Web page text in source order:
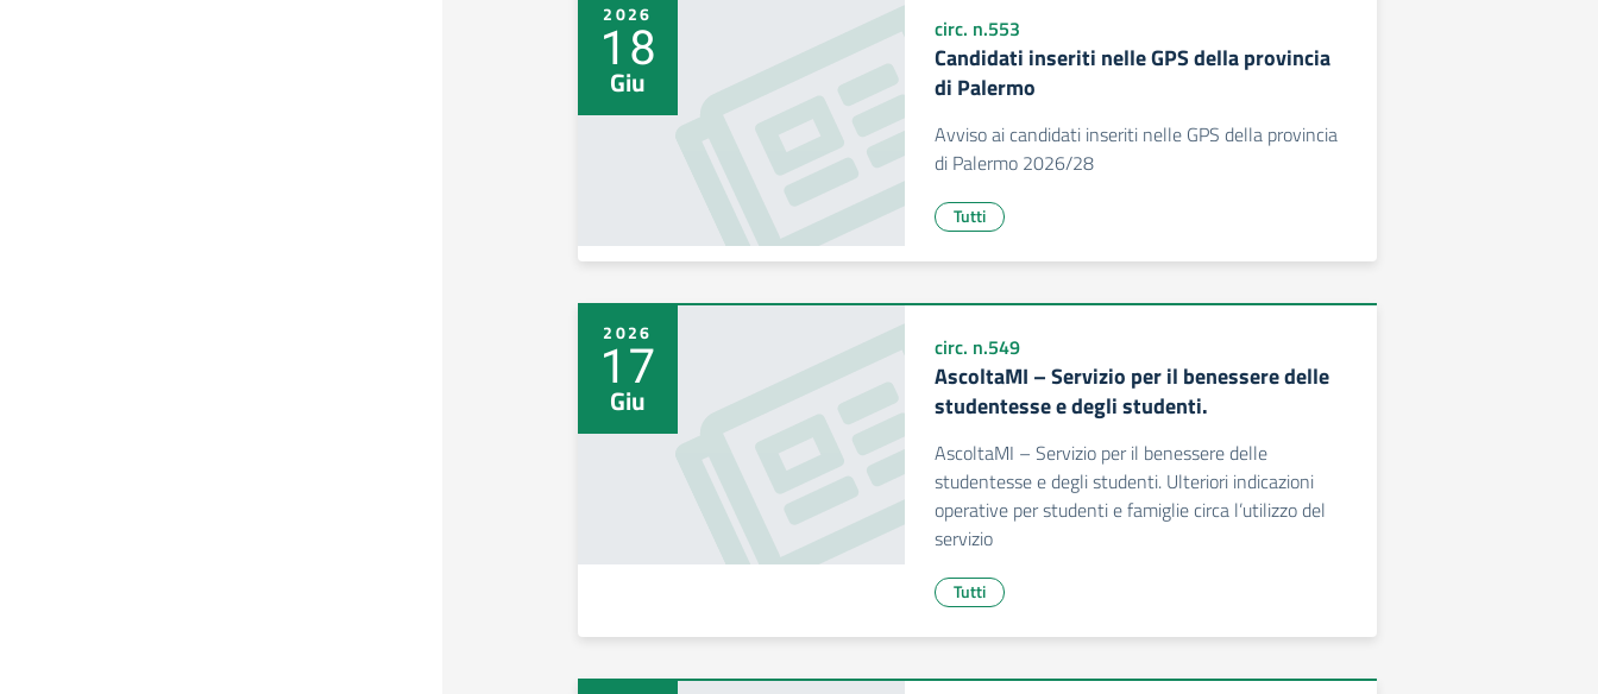
2026
18
Giu
circ. n.553
Candidati inseriti nelle GPS della provincia
di Palermo
Avviso ai candidati inseriti nelle GPS della provincia
di Palermo 2026/28
Tutti
2026
17
Giu
circ. n.549
AscoltaMI – Servizio per il benessere delle
studentesse e degli studenti.
AscoltaMI – Servizio per il benessere delle
studentesse e degli studenti. Ulteriori indicazioni
operative per studenti e famiglie circa l’utilizzo del
servizio
Tutti